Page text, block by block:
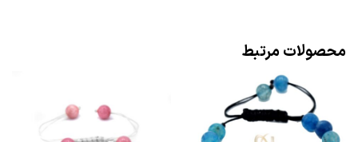
محصولات مرتبط